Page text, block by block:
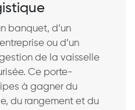
banquet, d’un
ou d’un
de la vaisselle
Ce porte-
à gagner du
du rangement et du